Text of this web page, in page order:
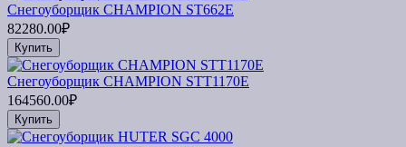
Снегоуборщик CHAMPION ST662E
82280.00₽
Купить
Снегоуборщик CHAMPION STT1170E
164560.00₽
Купить